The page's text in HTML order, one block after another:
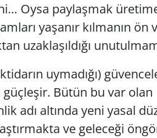
Oysa paylaşmak
yaşanır kılmanın ön
uzaklaşıldığı
uymadığı)
Bütün bu var olan
adı altında yeni yasal
ve geleceği